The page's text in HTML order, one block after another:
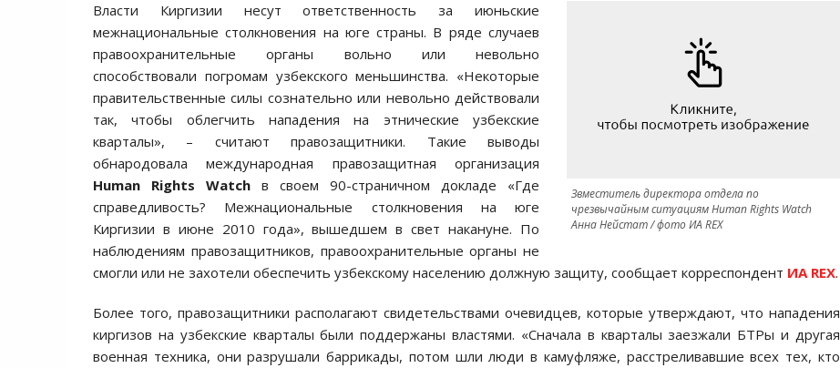
Звместитель директора отдела по
чрезвычайным ситуациям Human Rights Watch
Анна Нейстат / фото ИА REX
Власти Киргизии несут ответственность за июньские
межнациональные столкновения на юге страны. В ряде случаев
правоохранительные органы вольно или невольно
способствовали погромам узбекского меньшинства. «Некоторые
правительственные силы сознательно или невольно действовали
так, чтобы облегчить нападения на этнические узбекские
кварталы», – считают правозащитники. Такие выводы
обнародовала международная правозащитная организация
Human
Rights Watch в своем 90-страничном докладе «Где
справедливость? Межнациональные столкновения на юге
Киргизии в июне 2010 года», вышедшем в свет накануне. По
наблюдениям правозащитников, правоохранительные органы не
смогли или не захотели обеспечить узбекскому населению должную защиту, сообщает корреспондент ИА REX.
Более того, правозащитники располагают свидетельствами очевидцев, которые утверждают, что нападения
киргизов на узбекские кварталы были поддержаны властями. «Сначала в кварталы заезжали БТРы и другая
военная техника, они разрушали баррикады, потом шли люди в камуфляже, расстреливавшие всех тех, кто